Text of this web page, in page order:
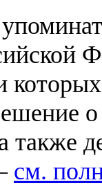
также
см.